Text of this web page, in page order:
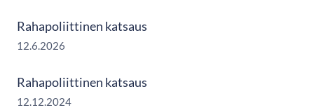
Rahapoliittinen katsaus
12.6.2026
Rahapoliittinen katsaus
12.12.2024